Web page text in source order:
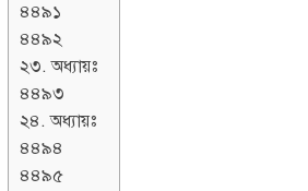
৪৪৯১
৪৪৯২
২৩. অধ্যায়ঃ
৪৪৯৩
২৪. অধ্যায়ঃ
৪৪৯৪
৪৪৯৫